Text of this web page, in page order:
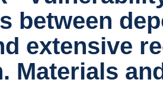
between
extensive
Materials